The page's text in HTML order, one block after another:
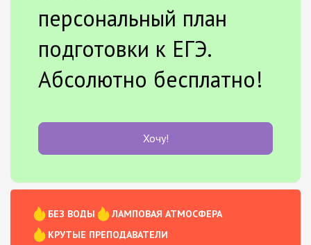
персональный план
подготовки к ЕГЭ.
Абсолютно бесплатно!
Хочу!
БЕЗ ВОДЫ
ЛАМПОВАЯ АТМОСФЕРА
КРУТЫЕ ПРЕПОДАВАТЕЛИ